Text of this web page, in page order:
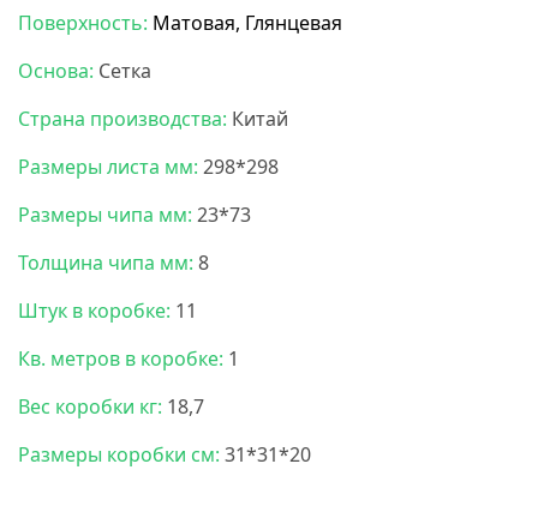
Поверхность: Матовая, Глянцевая
Основа: Сетка
Страна производства: Китай
Размеры листа мм: 298*298
Размеры чипа мм: 23*73
Толщина чипа мм: 8
Штук в коробке: 11
Кв. метров в коробке: 1
Вес коробки кг: 18,7
Размеры коробки см: 31*31*20